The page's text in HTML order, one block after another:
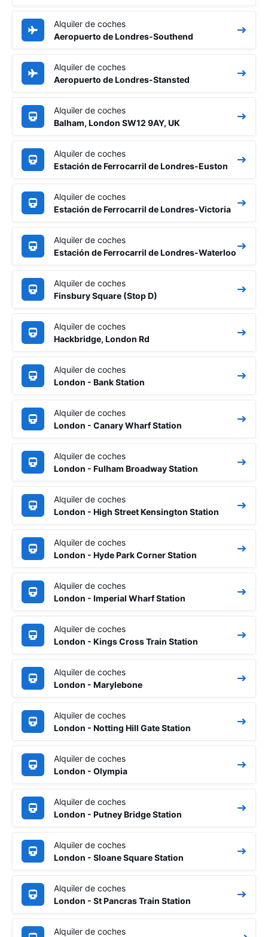
Alquiler de coches
Aeropuerto de Londres-Southend
Alquiler de coches
Aeropuerto de Londres-Stansted
Alquiler de coches
Balham, London SW12 9AY, UK
Alquiler de coches
Estación de Ferrocarril de Londres-Euston
Alquiler de coches
Estación de Ferrocarril de Londres-Victoria
Alquiler de coches
Estación de Ferrocarril de Londres-Waterloo
Alquiler de coches
Finsbury Square (Stop D)
Alquiler de coches
Hackbridge, London Rd
Alquiler de coches
London - Bank Station
Alquiler de coches
London - Canary Wharf Station
Alquiler de coches
London - Fulham Broadway Station
Alquiler de coches
London - High Street Kensington Station
Alquiler de coches
London - Hyde Park Corner Station
Alquiler de coches
London - Imperial Wharf Station
Alquiler de coches
London - Kings Cross Train Station
Alquiler de coches
London - Marylebone
Alquiler de coches
London - Notting Hill Gate Station
Alquiler de coches
London - Olympia
Alquiler de coches
London - Putney Bridge Station
Alquiler de coches
London - Sloane Square Station
Alquiler de coches
London - St Pancras Train Station
Alquiler de coches